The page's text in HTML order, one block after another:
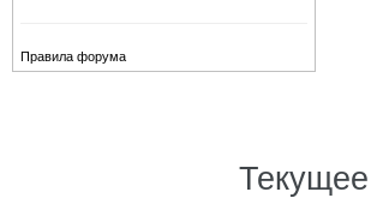
Правила форума
Текущее